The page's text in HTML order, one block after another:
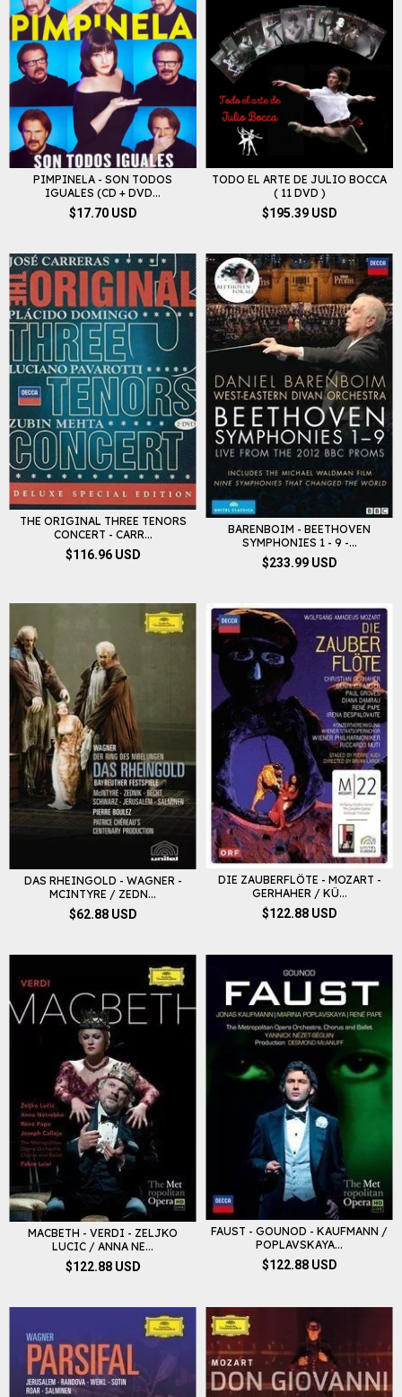
PIMPINELA - SON TODOS
IGUALES (CD + DVD...
$17.70 USD
TODO EL ARTE DE JULIO BOCCA
( 11 DVD )
$195.39 USD
THE ORIGINAL THREE TENORS
CONCERT - CARR...
$116.96 USD
BARENBOIM - BEETHOVEN
SYMPHONIES 1 - 9 -...
$233.99 USD
DAS RHEINGOLD - WAGNER -
MCINTYRE / ZEDN...
$62.88 USD
DIE ZAUBERFLÖTE - MOZART -
GERHAHER / KÜ...
$122.88 USD
MACBETH - VERDI - ZELJKO
LUCIC / ANNA NE...
$122.88 USD
FAUST - GOUNOD - KAUFMANN /
POPLAVSKAYA...
$122.88 USD